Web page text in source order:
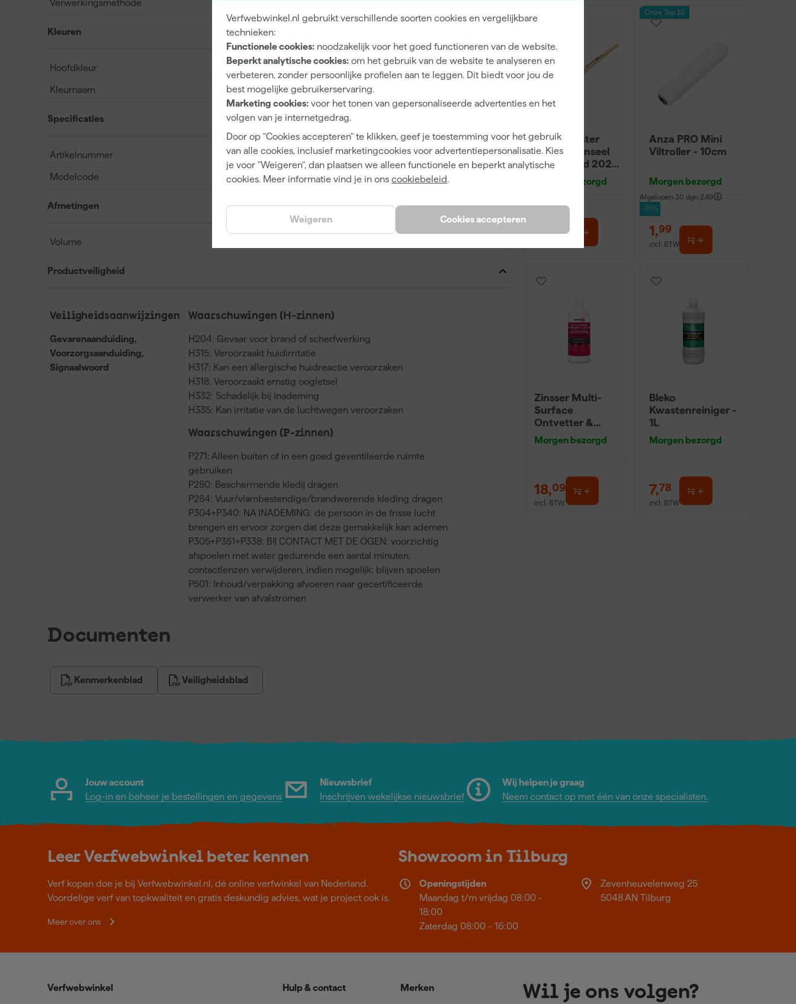
Verfwebwinkel.nl gebruikt verschillende soorten cookies en vergelijkbare
technieken:
Functionele cookies: noodzakelijk voor het goed functioneren van de website.
Beperkt analytische cookies: om het gebruik van de website te analyseren en
verbeteren, zonder persoonlijke profielen aan te leggen. Dit biedt voor jou de
best mogelijke gebruikerservaring.
Marketing cookies: voor het tonen van gepersonaliseerde advertenties en het
volgen van je internetgedrag.
Door op "Cookies accepteren" te klikken, geef je toestemming voor het gebruik
van alle cookies, inclusief marketingcookies voor advertentiepersonalisatie. Kies
je voor "Weigeren", dan plaatsen we alleen functionele en beperkt analytische
cookies. Meer informatie vind je in ons cookiebeleid.
Cookies accepteren
Weigeren
Verwerkingsmethode
Kleuren
Hoofdkleur Transparant
Kleurnaam
Specificaties
Artikelnummer 405782
Modelcode 5413436015077 en 5413436015091
Afmetingen
Volume
Productveiligheid
Veiligheidsaanwijzingen
Gevarenaanduiding,
Voorzorgsaanduiding,
Signaalwoord
Waarschuwingen (H-zinnen)
H204: Gevaar voor brand of scherfwerking
H315: Veroorzaakt huidirritatie
H317: Kan een allergische huidreactie veroorzaken
H318: Veroorzaakt ernstig oogletsel
H332: Schadelijk bij inademing
H335: Kan irritatie van de luchtwegen veroorzaken
Waarschuwingen (P-zinnen)
P271: Alleen buiten of in een goed geventileerde ruimte
gebruiken
P280: Beschermende kledij dragen
P284: Vuur/vlambestendige/brandwerende kleding dragen
P304+P340: NA INADEMING: de persoon in de frisse lucht
brengen en ervoor zorgen dat deze gemakkelijk kan ademen
P305+P351+P338: BIJ CONTACT MET DE OGEN: voorzichtig
afspoelen met water gedurende een aantal minuten;
contactlenzen verwijderen, indien mogelijk; blijven spoelen
P501: Inhoud/verpakking afvoeren naar gecertificeerde
verwerker van afvalstromen
Documenten
Kenmerkenblad Veiligheidsblad
Staalmeester
Lyonse Penseel
Pro-Hybrid 2024
Morgen bezorgd
12,
Onze Top 10
Anza PRO Mini
Viltroller - 10cm
Morgen bezorgd
Afgelopen 30 dgn 2,49
-20%
1,99
incl. BTW
Zinsser Multi-
Surface
Ontvetter &
ReinigerConcentr
aat 1L
Morgen bezorgd
18,09
incl. BTW
Bleko
Kwastenreiniger -
1L
Morgen bezorgd
7,78
incl. BTW
Jouw account
Log-in en beheer je bestellingen en gegevens
Nieuwsbrief
Inschrijven wekelijkse nieuwsbrief
Wij helpen je graag
Neem contact op met één van onze specialisten.
Leer Verfwebwinkel beter kennen
Verf kopen doe je bij Verfwebwinkel.nl, dé online verfwinkel van Nederland.
Voordelige verf van topkwaliteit en gratis deskundig advies, wat je project ook is.
Meer over ons
Showroom in Tilburg
Openingstijden
Maandag t/m vrijdag 08:00 -
18:00
Zaterdag 08:00 - 16:00
Zevenheuvelenweg 25
5048 AN Tilburg
Verfwebwinkel Hulp & contact Merken Wil je ons volgen?